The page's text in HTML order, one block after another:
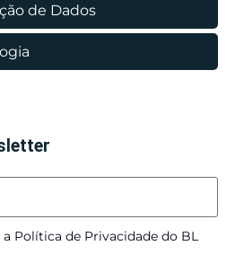
de Dados
Política de Privacidade do BL